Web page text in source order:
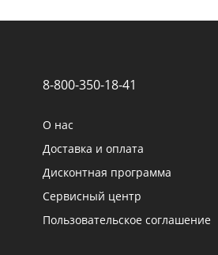
8-800-350-18-41
О нас
Доставка и оплата
Дисконтная программа
Сервисный центр
Пользовательское соглашение